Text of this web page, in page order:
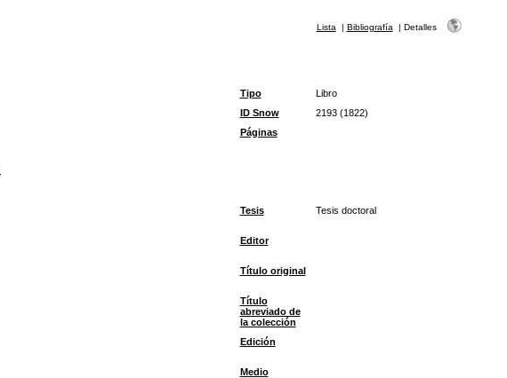
Lista | Bibliografía | Detalles
Tipo
Libro
ID Snow
2193 (1822)
Páginas
Tesis Tesis doctoral
Editor
Título original
Título
abreviado de
la colección
Edición
Medio